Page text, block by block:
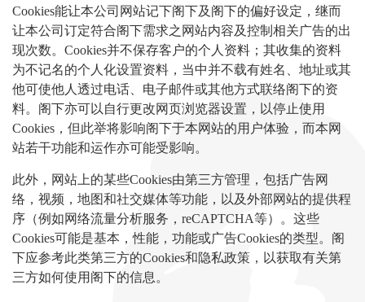
Cookies能让本公司网站记下阁下及阁下的偏好设定，继而
让本公司订定符合阁下需求之网站内容及控制相关广告的出
现次数。Cookies并不保存客户的个人资料；其收集的资料
为不记名的个人化设置资料，当中并不载有姓名、地​​址或其
他可使他人透过电话、电子邮件或其他方式联络阁下的资
料。阁下亦可以自行更改网页浏览器设置，以停止使用
Cookies，但此举将影响阁下于本网站的用户体验，而本网
站若干功能和运作亦可能受影响。
此外，网站上的某些Cookies由第三方管理，包括广告网
络，视频，地图和社交媒体等功能，以及外部网站的提供程
序（例如网络流量分析服务，reCAPTCHA等）。这些
Cookies可能是基本，性能，功能或广告Cookies的类型。阁
下应参考此类第三方的Cookies和隐私政策，以获取有关第
三方如何使用阁下的信息。